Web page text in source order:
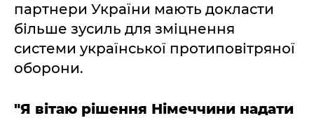
партнери України мають докласти
більше зусиль для зміцнення
системи української протиповітряної
оборони.
"Я вітаю рішення Німеччини надати